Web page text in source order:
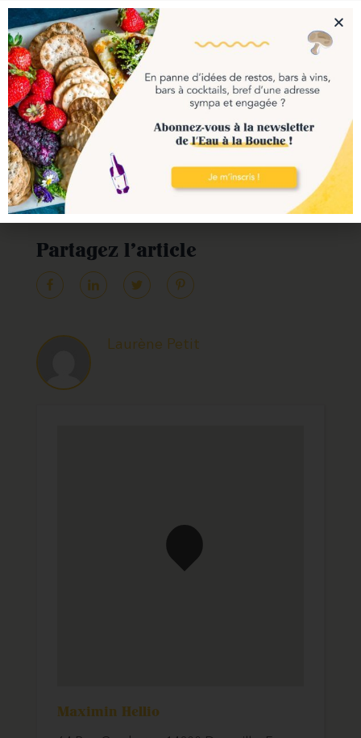
Dans la salle
Cadre chic avec les tables en marbre et les
banquettes en velours, jazz en fond sonore et
belle vaisselle en porcelaine : tout y est pour un
repas qui sort de l’ordinaire.
Crédits : Maximin Hellio
Laurène Petit
Maximin Hellio